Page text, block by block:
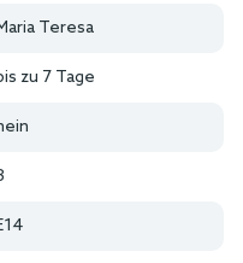
Teresa
zu 7 Tage